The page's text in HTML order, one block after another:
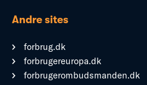
Andre sites
forbrug.dk
forbrugereuropa.dk
forbrugerombudsmanden.dk